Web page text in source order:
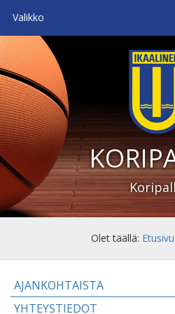
Valikko
Olet täällä: Etusivu
AJANKOHTAISTA
YHTEYSTIEDOT